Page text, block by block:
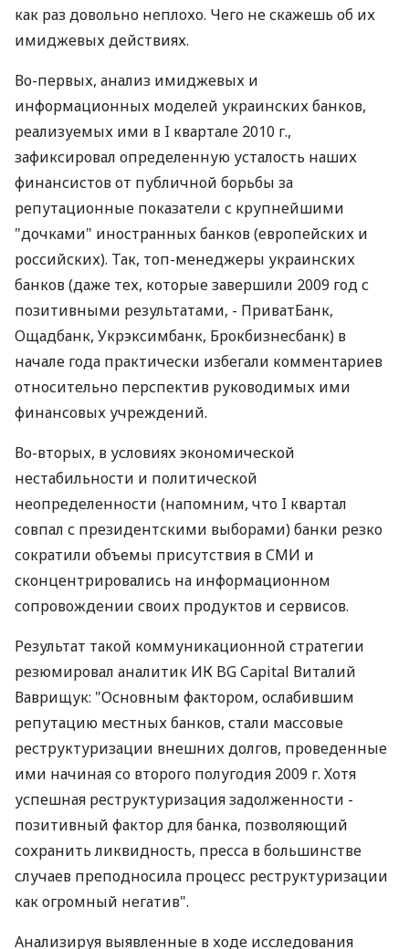
как раз довольно неплохо. Чего не скажешь об их
имиджевых действиях.
Во-первых, анализ имиджевых и
информационных моделей украинских банков,
реализуемых ими в I квартале 2010 г.,
зафиксировал определенную усталость наших
финансистов от публичной борьбы за
репутационные показатели с крупнейшими
"дочками" иностранных банков (европейских и
российских). Так, топ-менеджеры украинских
банков (даже тех, которые завершили 2009 год с
позитивными результатами, - ПриватБанк,
Ощадбанк, Укрэксимбанк, Брокбизнесбанк) в
начале года практически избегали комментариев
относительно перспектив руководимых ими
финансовых учреждений.
Во-вторых, в условиях экономической
нестабильности и политической
неопределенности (напомним, что I квартал
совпал с президентскими выборами) банки резко
сократили объемы присутствия в СМИ и
сконцентрировались на информационном
сопровождении своих продуктов и сервисов.
Результат такой коммуникационной стратегии
резюмировал аналитик ИК BG Capital Виталий
Ваврищук: "Основным фактором, ослабившим
репутацию местных банков, стали массовые
реструктуризации внешних долгов, проведенные
ими начиная со второго полугодия 2009 г. Хотя
успешная реструктуризация задолженности -
позитивный фактор для банка, позволяющий
сохранить ликвидность, пресса в большинстве
случаев преподносила процесс реструктуризации
как огромный негатив".
Анализируя выявленные в ходе исследования